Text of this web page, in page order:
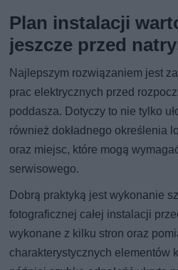
Plan instalacji
jeszcze przed
Najlepszym rozwiązaniem jest
prac elektrycznych przed
poddasza. Dotyczy to nie tylko
również dokładnego określenia
oraz miejsc, które mogą
serwisowego.
Dobrą praktyką jest wykonanie
fotograficznej całej instalacji
wykonane z kilku stron oraz
charakterystycznych elementów